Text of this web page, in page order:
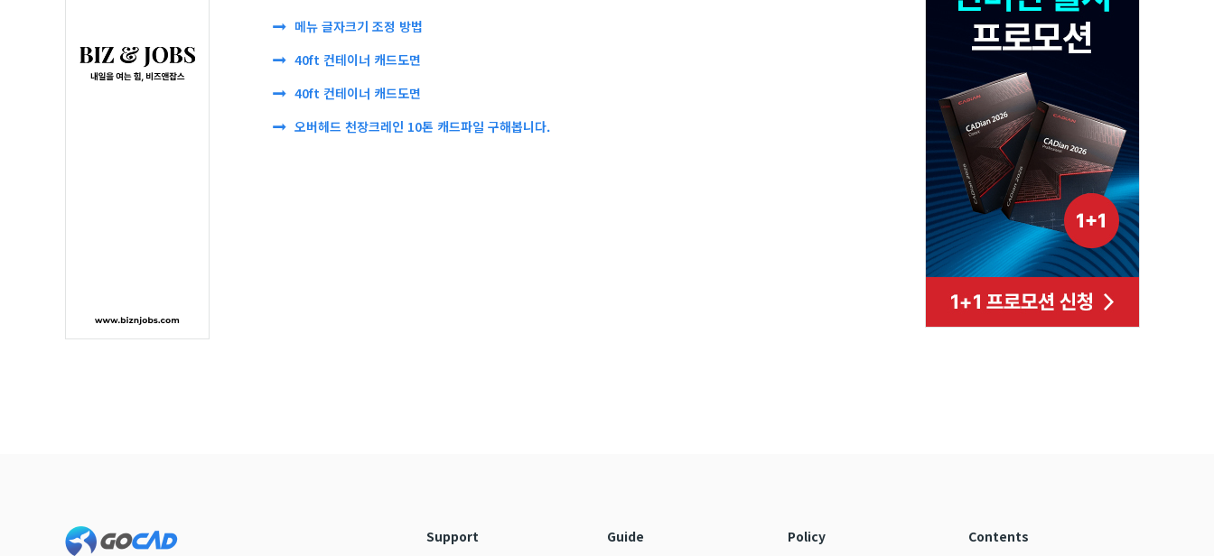
메뉴 글자크기 조정 방법
40ft 컨테이너 캐드도면
40ft 컨테이너 캐드도면
오버헤드 천장크레인 10톤 캐드파일 구해봅니다.
Footer Support Guide Policy Contents